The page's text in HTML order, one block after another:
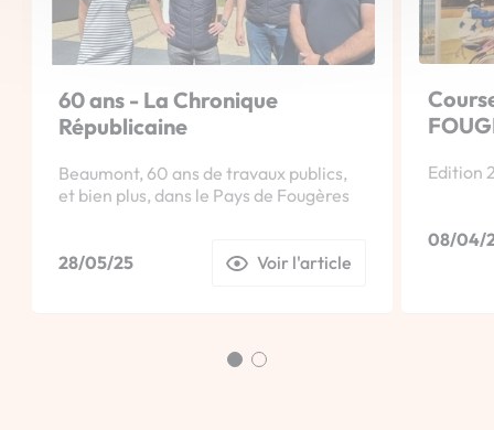
60 ans - La Chronique
Républicaine
Beaumont, 60 ans de travaux publics,
et bien plus, dans le Pays de Fougères
28/05/25 Voir l'article
Edition
08/04/